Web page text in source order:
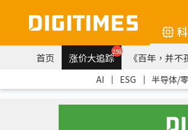
首页 涨价大追踪259 《百年，并
AI ｜ ESG ｜ 半导体/